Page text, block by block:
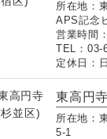
所在地：
APS記念
営業時間
TEL：03-
定休日：
東高円
所在地：
5-1